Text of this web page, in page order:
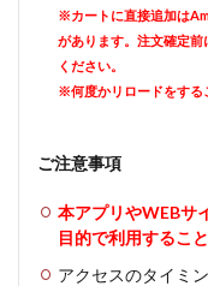
※カートに直接追加は
があります。注文確定
ください。
※何度かリロードをする
ご注意事項
本アプリやWEBサ
目的で利用するこ
アクセスのタイミ